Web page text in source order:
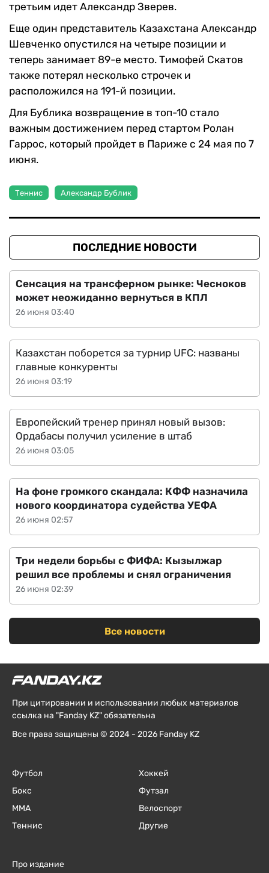
третьим идет Александр Зверев.
Еще один представитель Казахстана Александр
Шевченко опустился на четыре позиции и
теперь занимает 89-е место. Тимофей Скатов
также потерял несколько строчек и
расположился на 191-й позиции.
Для Бублика возвращение в топ-10 стало
важным достижением перед стартом Ролан
Гаррос, который пройдет в Париже с 24 мая по 7
июня.
Теннис Александр Бублик
ПОСЛЕДНИЕ НОВОСТИ
26 июня 03:40
Сенсация на трансферном рынке: Чесноков
может неожиданно вернуться в КПЛ
26 июня 03:19
Казахстан поборется за турнир UFC: названы
главные конкуренты
26 июня 03:05
Европейский тренер принял новый вызов:
Ордабасы получил усиление в штаб
26 июня 02:57
На фоне громкого скандала: КФФ назначила
нового координатора судейства УЕФА
26 июня 02:39
Три недели борьбы с ФИФА: Кызылжар
решил все проблемы и снял ограничения
Все новости
При цитировании и использовании любых материалов
ссылка на "Fanday KZ" обязательна
Все права защищены © 2024 - 2026 Fanday KZ
Футбол
Бокс
ММА
Теннис
Хоккей
Футзал
Велоспорт
Другие
Про издание